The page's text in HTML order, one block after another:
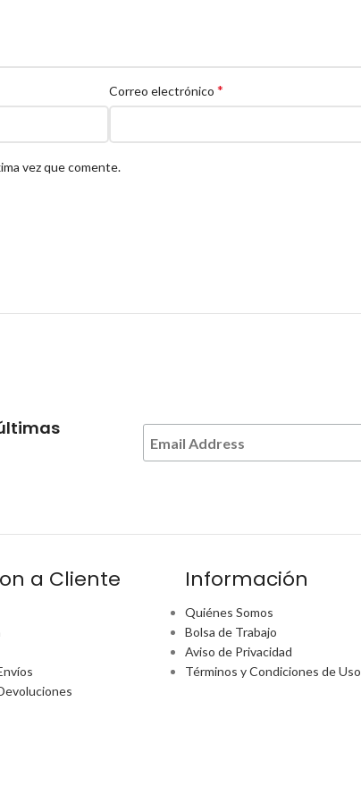
Correo electrónico *
vez que comente.
a Cliente Información
Quiénes Somos
Bolsa de Trabajo
Aviso de Privacidad
Términos y Condiciones de Uso